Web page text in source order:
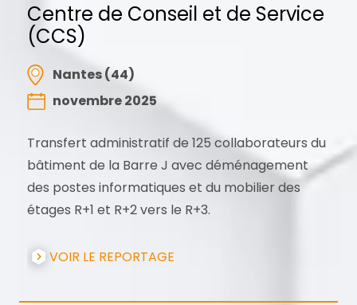
Centre de Conseil et de Service
(CCS)
Transfert administratif de 125 collaborateurs du
bâtiment de la Barre J avec déménagement
des postes informatiques et du mobilier des
étages R+1 et R+2 vers le R+3.
VOIR LE REPORTAGE
Nantes (44)
novembre 2025